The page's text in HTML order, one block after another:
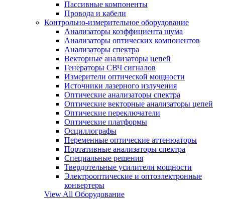
Пассивные компоненты
Провода и кабели
Контрольно-измерительное оборудование
Анализаторы коэффициента шума
Анализаторы оптических компонентов
Анализаторы спектра
Векторные анализаторы цепей
Генераторы СВЧ сигналов
Измерители оптической мощности
Источники лазерного излучения
Оптические анализаторы спектра
Оптические векторные анализаторы цепей
Оптические переключатели
Оптические платформы
Осциллографы
Переменные оптические аттенюаторы
Портативные анализаторы спектра
Специальные решения
Твердотельные усилители мощности
Электрооптические и оптоэлектронные
конвертеры
View All Оборудование